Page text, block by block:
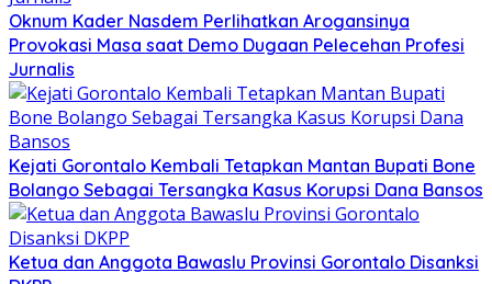
Oknum Kader Nasdem Perlihatkan Arogansinya
Provokasi Masa saat Demo Dugaan Pelecehan Profesi
Jurnalis
Kejati Gorontalo Kembali Tetapkan Mantan Bupati Bone
Bolango Sebagai Tersangka Kasus Korupsi Dana Bansos
Ketua dan Anggota Bawaslu Provinsi Gorontalo Disanksi